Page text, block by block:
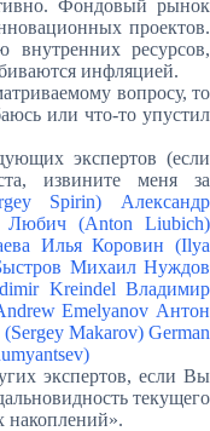
Фондовый рынок
проектов.
ресурсов,
инфляцией.
вопросу, то
или что-то упустил
экспертов (если
извините меня за
Spirin)
Александр
Любич (Anton Liubich)
Илья Коровин (Ilya
Михаил Нуждов
Kreindel Владимир
Emelyanov Антон
Makarov) German
экспертов, если Вы
текущего
накоплений».